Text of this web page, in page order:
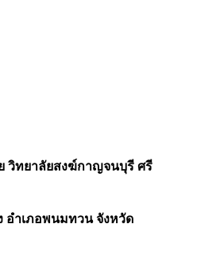
วิทยาลัยสงฆ์กาญจนบุรี ศรี
อำเภอพนมทวน จังหวัด